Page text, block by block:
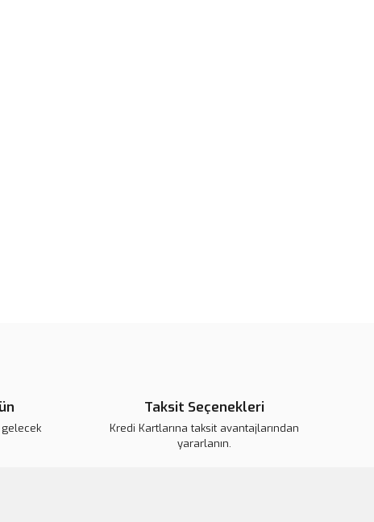
Taksit Seçenekleri
Kredi Kartlarına taksit avantajlarından
yararlanın.